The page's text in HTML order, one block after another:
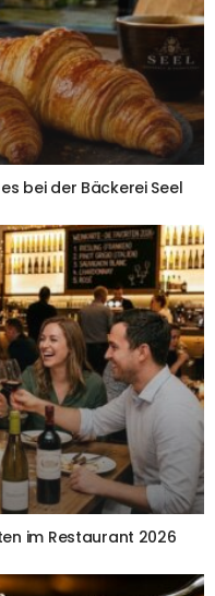
bei der Bäckerei Seel
im Restaurant 2026